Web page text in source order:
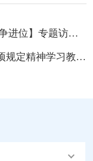
【以案促改转作风 狠抓落实争进位】专题访谈—— 人大地工委副主任 改则县委书记王伟
札达县举办深入贯彻中央八项规定精神学习教育专题辅导讲座